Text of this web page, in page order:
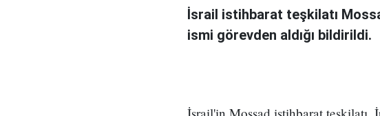
İsrail istihbarat teşkilatı
ismi görevden aldığı bildirildi.